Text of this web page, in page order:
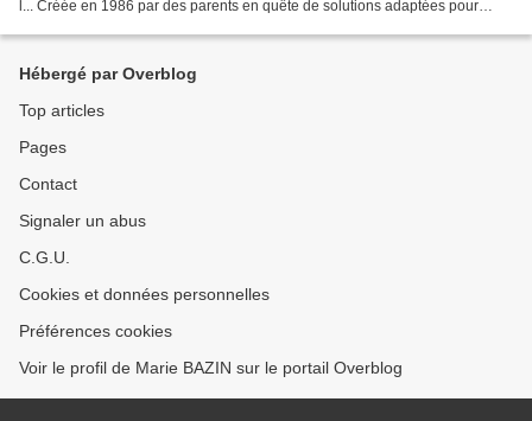
l... Créée en 1986 par des parents en quête de solutions adaptées pour
Hébergé par Overblog
Top articles
Pages
Contact
Signaler un abus
C.G.U.
Cookies et données personnelles
Préférences cookies
Voir le profil de Marie BAZIN sur le portail Overblog